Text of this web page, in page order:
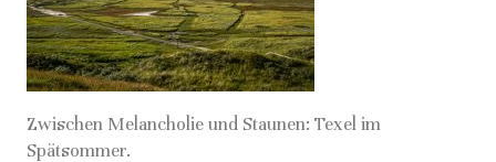
Zwischen Melancholie und Staunen: Texel im